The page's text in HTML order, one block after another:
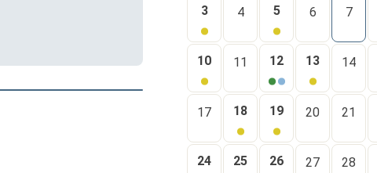
3 4 5 6 7
10 11 12 13 14
17 18 19 20 21
24 25 26 27 28